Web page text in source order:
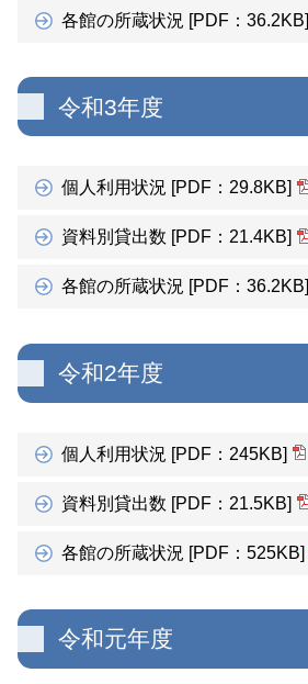
各館の所蔵状況 [PDF：36.2KB]
令和3年度
個人利用状況 [PDF：29.8KB]
資料別貸出数 [PDF：21.4KB]
各館の所蔵状況 [PDF：36.2KB]
令和2年度
個人利用状況 [PDF：245KB]
資料別貸出数 [PDF：21.5KB]
各館の所蔵状況 [PDF：525KB]
令和元年度